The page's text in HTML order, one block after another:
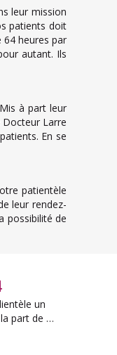
leur mission
patients doit
64 heures par
autant. Ils
Mis à part leur
Larre
En se
patientèle
leur rendez-
possibilité de
un
part de …